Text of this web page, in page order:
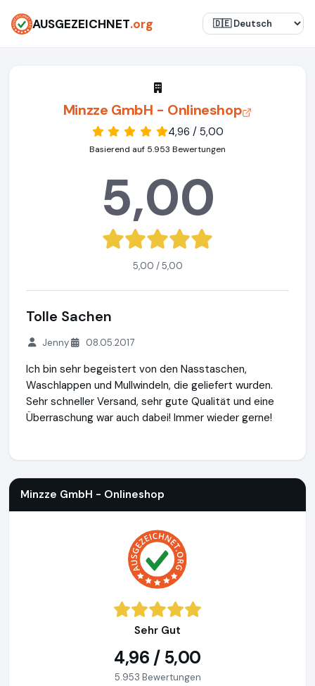
AUSGEZEICHNET.org
Minzze GmbH - Onlineshop
4,96 / 5,00
Basierend auf 5.953 Bewertungen
5,00
5,00 / 5,00
Tolle Sachen
Jenny 08.05.2017
Ich bin sehr begeistert von den Nasstaschen,
Waschlappen und Mullwindeln, die geliefert wurden.
Sehr schneller Versand, sehr gute Qualität und eine
Überraschung war auch dabei! Immer wieder gerne!
Minzze GmbH - Onlineshop
Sehr Gut
4,96 / 5,00
5.953 Bewertungen